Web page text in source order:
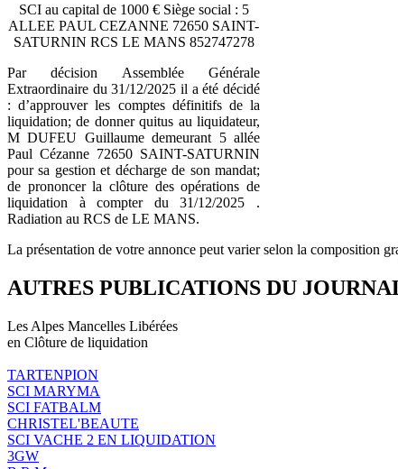
SCI au capital de 1000 € Siège social : 5
ALLEE PAUL CEZANNE 72650 SAINT-
SATURNIN RCS LE MANS 852747278
Par décision Assemblée Générale
Extraordinaire du 31/12/2025 il a été décidé
: d’approuver les comptes définitifs de la
liquidation; de donner quitus au liquidateur,
M DUFEU Guillaume demeurant 5 allée
Paul Cézanne 72650 SAINT-SATURNIN
pour sa gestion et décharge de son mandat;
de prononcer la clôture des opérations de
liquidation à compter du 31/12/2025 .
Radiation au RCS de LE MANS.
La présentation de votre annonce peut varier selon la composition
AUTRES PUBLICATIONS DU
Les Alpes Mancelles Libérées
en Clôture de liquidation
TARTENPION
SCI MARYMA
SCI FATBALM
CHRISTEL'BEAUTE
SCI VACHE 2 EN LIQUIDATION
3GW